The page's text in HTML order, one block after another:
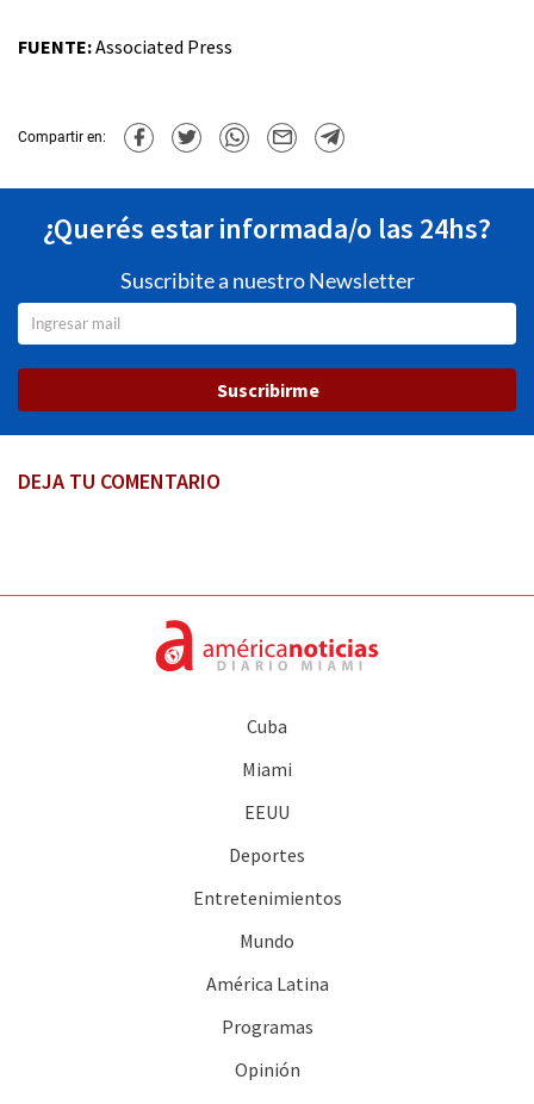
FUENTE:Associated Press
Compartir en:
¿Querés estar informada/o las 24hs?
Suscribite a nuestro Newsletter
Suscribirme
DEJA TU COMENTARIO
Cuba
Miami
EEUU
Deportes
Entretenimientos
Mundo
América Latina
Programas
Opinión